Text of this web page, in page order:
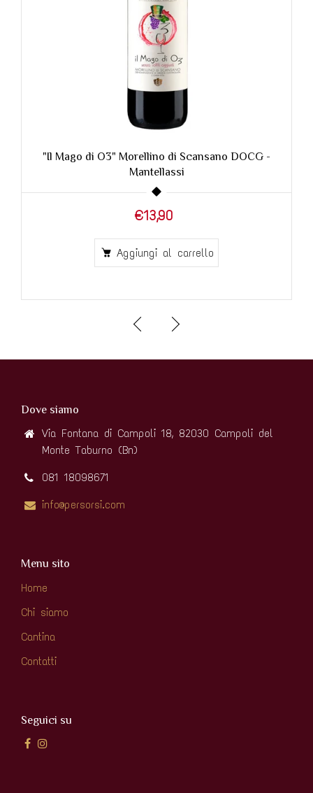
DOCG - "Mentore" Morellino di Scansano DOCG -
Aggiungi al carrello
Monte Taburno (Bn)